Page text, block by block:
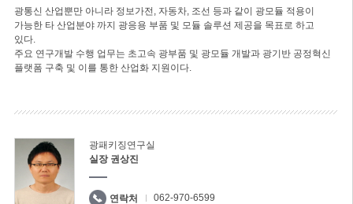
광통신 산업뿐만 아니라 정보가전, 자동차, 조선 등과 같이 광모듈 적용이
가능한 타 산업분야 까지 광응용 부품 및 모듈 솔루션 제공을 목표로 하고
있다.
주요 연구개발 수행 업무는 초고속 광부품 및 광모듈 개발과 광기반 공정혁신
플랫폼 구축 및 이를 통한 산업화 지원이다.
광패키징연구실
실장 권상진
연락처 062-970-6599